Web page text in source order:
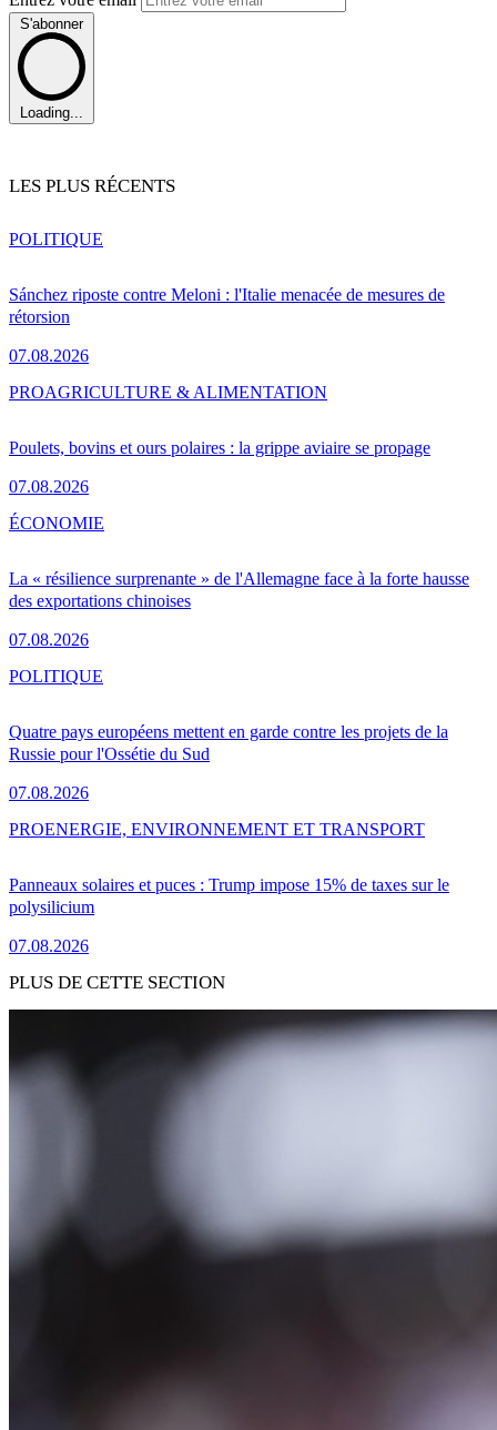
S'abonner
Loading...
LES PLUS RÉCENTS
Sánchez riposte contre Meloni : l'Italie menacée de mesures de
rétorsion
07.08.2026
POLITIQUE
Poulets, bovins et ours polaires : la grippe aviaire se propage
07.08.2026
PROAGRICULTURE & ALIMENTATION
La « résilience surprenante » de l'Allemagne face à la forte hausse
des exportations chinoises
07.08.2026
ÉCONOMIE
Quatre pays européens mettent en garde contre les projets de la
Russie pour l'Ossétie du Sud
07.08.2026
POLITIQUE
Panneaux solaires et puces : Trump impose 15% de taxes sur le
polysilicium
07.08.2026
PROENERGIE, ENVIRONNEMENT ET TRANSPORT
PLUS DE CETTE SECTION